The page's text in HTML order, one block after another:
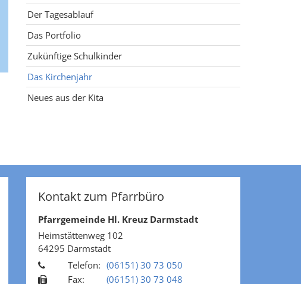
Der Tagesablauf
Das Portfolio
Zukünftige Schulkinder
Das Kirchenjahr
Neues aus der Kita
Kontakt zum Pfarrbüro
Pfarrgemeinde Hl. Kreuz Darmstadt
Heimstättenweg 102
64295 Darmstadt
Telefon: (06151) 30 73 050
Fax:
(06151) 30 73 048